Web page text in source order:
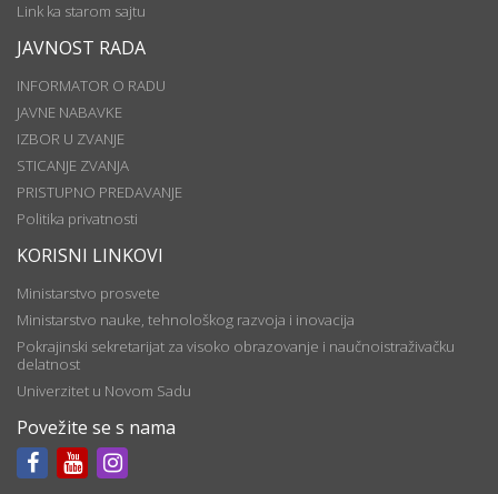
Link ka starom sajtu
JAVNOST RADA
INFORMATOR O RADU
JAVNE NABAVKE
IZBOR U ZVANJE
STICANJE ZVANJA
PRISTUPNO PREDAVANJE
Politika privatnosti
KORISNI LINKOVI
Ministarstvo prosvete
Ministarstvo nauke, tehnološkog razvoja i inovacija
Pokrajinski sekretarijat za visoko obrazovanje i naučnoistraživačku
delatnost
Univerzitet u Novom Sadu
Povežite se s nama